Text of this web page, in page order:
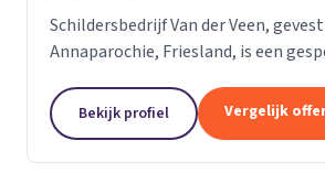
Schildersbedrijf Van der Veen,
Annaparochie, Friesland, is een
teruggaat tot 2010. Wij zijn
Bekijk profiel Vergelijk